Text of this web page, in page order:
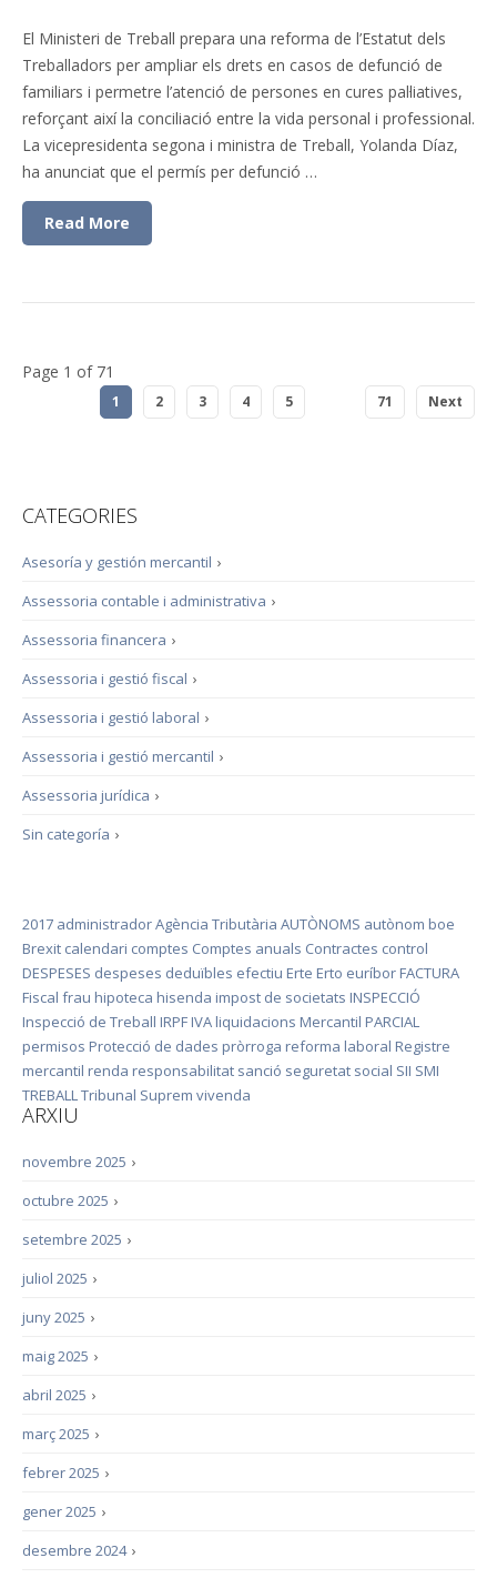
El Ministeri de Treball prepara una reforma de l’Estatut dels
Treballadors per ampliar els drets en casos de defunció de
familiars i permetre l’atenció de persones en cures pal·liatives,
reforçant així la conciliació entre la vida personal i professional.
La vicepresidenta segona i ministra de Treball, Yolanda Díaz,
ha anunciat que el permís per defunció …
Read More
Page 1 of 71
1 2 3 4 5 71 Next
CATEGORIES
›
Asesoría y gestión mercantil
›
Assessoria contable i administrativa
›
Assessoria financera
›
Assessoria i gestió fiscal
›
Assessoria i gestió laboral
›
Assessoria i gestió mercantil
›
Assessoria jurídica
›
Sin categoría
2017 administradorAgència Tributària AUTÒNOMS autònom boe
Brexit calendari comptes Comptes anuals Contractes control
DESPESES despeses deduïbles efectiu Erte Erto euríbor FACTURA
Fiscal frau hipoteca hisenda impost de societats INSPECCIÓ
Inspecció de Treball IRPF IVA liquidacions Mercantil PARCIAL
permisos Protecció de dades pròrroga reforma laboral Registre
mercantil renda responsabilitat sanció seguretat social SII SMI
TREBALLTribunal Suprem vivenda
ARXIU
›
novembre 2025
›
octubre 2025
›
setembre 2025
›
juliol 2025
›
juny 2025
›
maig 2025
›
abril 2025
›
març 2025
›
febrer 2025
›
gener 2025
›
desembre 2024